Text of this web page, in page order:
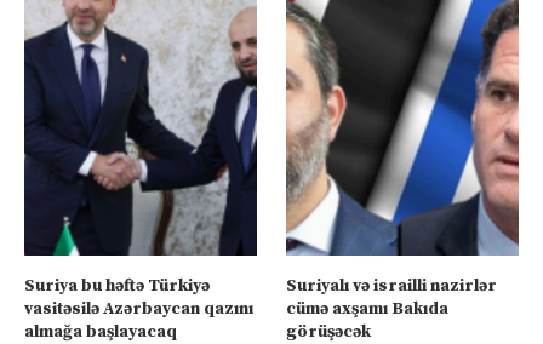
Suriya bu həftə Türkiyə
vasitəsilə Azərbaycan qazını
almağa başlayacaq
Suriyalı və israilli nazirlər
cümə axşamı Bakıda
görüşəcək